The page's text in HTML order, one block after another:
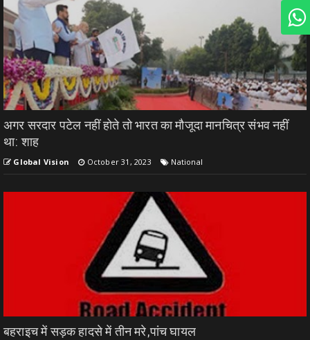
अगर सरदार पटेल नहीं होते तो भारत का मौजूदा मानचित्र संभव नहीं
था: शाह
Global Vision October 31, 2023 National
बहराइच में सड़क हादसे में तीन मरे,पांच घायल